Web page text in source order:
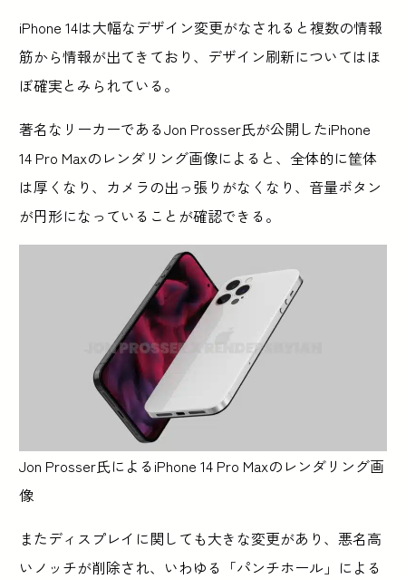
iPhone 14は大幅なデザイン変更がなされると複数の情報
筋から情報が出てきており、デザイン刷新についてはほ
ぼ確実とみられている。
著名なリーカーであるJon Prosser氏が公開したiPhone
14 Pro Maxのレンダリング画像によると、全体的に筐体
は厚くなり、カメラの出っ張りがなくなり、音量ボタン
が円形になっていることが確認できる。
Jon Prosser氏によるiPhone 14 Pro Maxのレンダリング画
像
またディスプレイに関しても大きな変更があり、悪名高
いノッチが削除され、いわゆる「パンチホール」による